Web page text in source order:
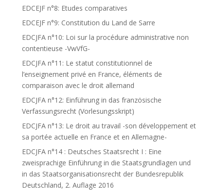
EDCEJF n°8: Etudes comparatives
EDCEJF n°9: Constitution du Land de Sarre
EDCJFA n°10: Loi sur la procédure administrative non
contentieuse -VwVfG-
EDCJFA n°11: Le statut constitutionnel de
l’enseignement privé en France, éléments de
comparaison avec le droit allemand
EDCJFA n°12: Einführung in das französische
Verfassungsrecht (Vorlesungsskript)
EDCJFA n°13: Le droit au travail -son développement et
sa portée actuelle en France et en Allemagne-
EDCJFA n°14 : Deutsches Staatsrecht I : Eine
zweisprachige Einführung in die Staatsgrundlagen und
in das Staatsorganisationsrecht der Bundesrepublik
Deutschland, 2. Auflage 2016